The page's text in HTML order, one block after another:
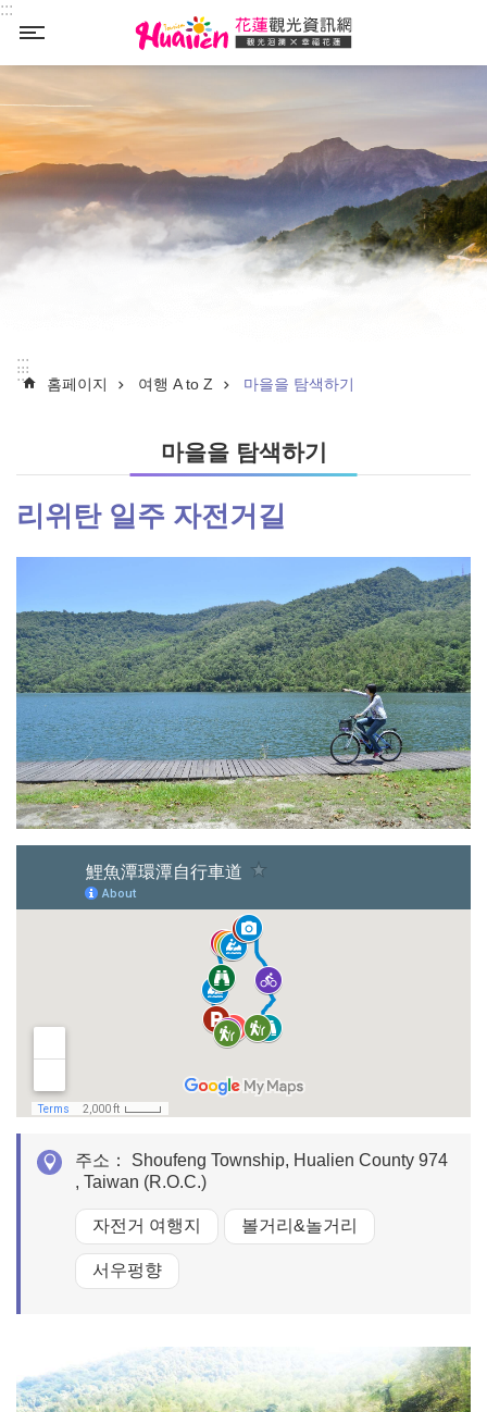
Select
:::
:::
::: 홈페이지 여행 A to Z 마을을 탐색하기
마을을 탐색하기
리위탄 일주 자전거길
주소：
Shoufeng Township, Hualien County 974
, Taiwan (R.O.C.)
자전거 여행지 볼거리&놀거리
서우펑향